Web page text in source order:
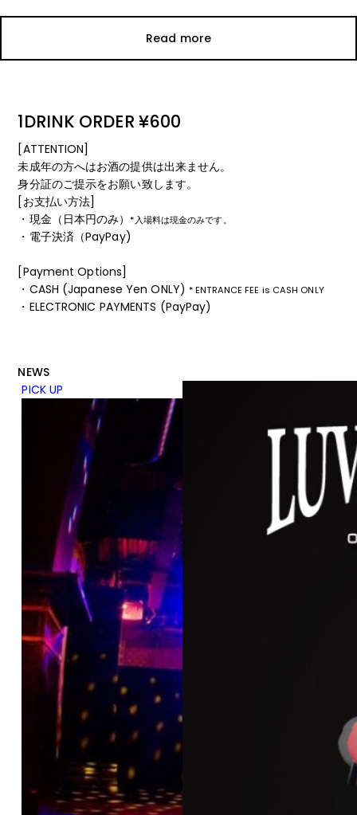
Read more
1DRINK ORDER ¥600
[ATTENTION]
未成年の方へはお酒の提供は出来ません。
身分証のご提示をお願い致します。
[お支払い方法]
・現金（日本円のみ）*入場料は現金のみです。
・電子決済（PayPay)
[Payment Options]
・CASH (Japanese Yen ONLY)* ENTRANCE FEE is CASH ONLY
・ELECTRONIC PAYMENTS (PayPay)
NEWS
PICK UP